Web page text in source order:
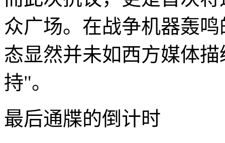
众广场。在战争机器轰
态显然并未如西方媒体
持"。
最后通牒的倒计时